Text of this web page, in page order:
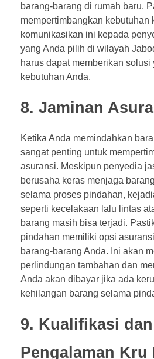
barang-barang di rumah baru.
mempertimbangkan kebutuhan
komunikasikan ini kepada
yang Anda pilih di wilayah
harus dapat memberikan
kebutuhan Anda.
8. Jaminan
Ketika Anda memindahkan
sangat penting untuk
asuransi. Meskipun penyedia
berusaha keras menjaga
selama proses pindahan,
seperti kecelakaan lalu lintas
barang masih bisa terjadi.
pindahan memiliki opsi
barang-barang Anda. Ini akan
perlindungan tambahan dan
Anda akan dibayar jika ada
kehilangan barang selama
9. Kualifikasi dan
Pengalaman Kru